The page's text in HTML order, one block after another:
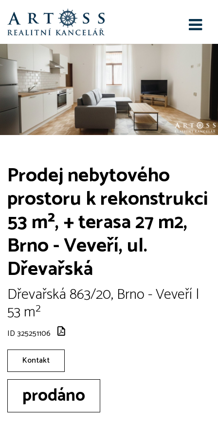
Prodej nebytového
prostoru k rekonstrukci
53 m², + terasa 27 m2,
Brno - Veveří, ul.
Dřevařská
Dřevařská 863/20, Brno - Veveří |
53 m²
ID 325251106
Kontakt
prodáno